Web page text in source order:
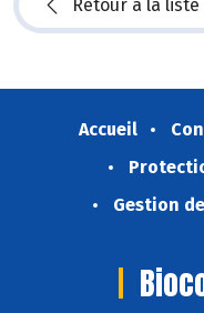
Retour à la liste
Accueil
Gestion